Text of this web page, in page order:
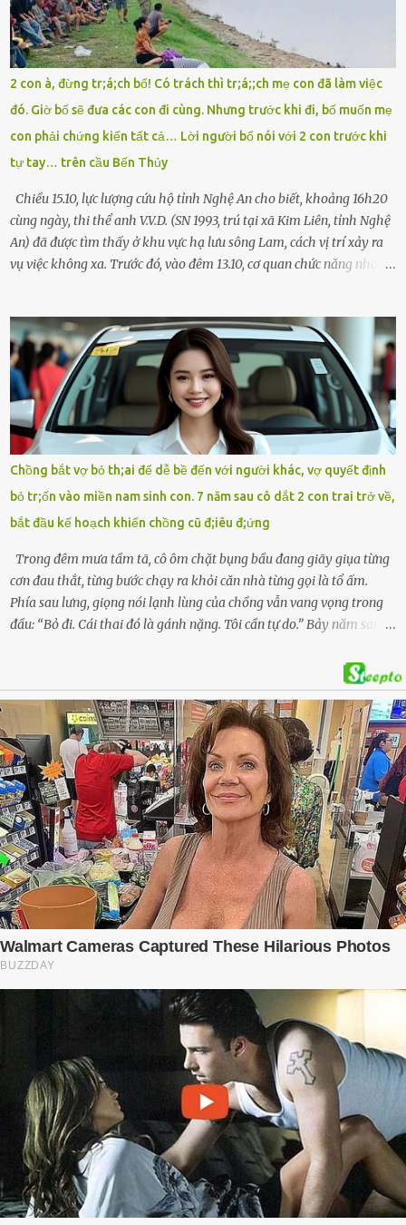
giúp cháu với, cháu không có điện thoại… Người thì lắc đầu. Người
thì tăng ga tránh xa như né một kẻ lừa đảo. Tôi gào lên giữa đường
như một kẻ mất trí. Vô ích. 6h10. Còn hơn 30 phút nữa. Trong đầu
tôi chỉ có một lựa chọn duy nhất: chạy. Tôi quăng xe vào vệ đường,
rút tờ giấy báo dự thi nhét túi áo, đeo ba lô và chạy . Chạy miết.
Chạy không ngừng. Qua ngã...
2 con à, đừng tr;á;ch bố! Có trách thì tr;á;;ch mẹ con đã làm việc
đó. Giờ bố sẽ đưa các con đi cùng. Nhưng trước khi đi, bố muốn mẹ
con phải chứng kiến tất cả… Lời người bố nói với 2 con trước khi
tự tay… trên cầu Bến Thủy
Chiều 15.10, lực lượng cứu hộ tỉnh Nghệ An cho biết, khoảng 16h20
cùng ngày, thi thể anh V.V.D. (SN 1993, trú tại xã Kim Liên, tỉnh Nghệ
An) đã được tìm thấy ở khu vực hạ lưu sông Lam, cách vị trí xảy ra
vụ việc không xa. Trước đó, vào đêm 13.10, cơ quan chức năng nhận
– rồi để lại xe máy trên cầu, ôm theo 2 con gái nhỏ nhảy xuống
sông. Người thân và hàng xóm ngóng chờ thông tin tìm kiếm 3 bố
con mất tích trên sông Lam sau vụ nhảy cầu. Ảnh: Hải Dương Tại
hiện trường, người dân phát hiện một chiếc xe máy mang biển kiểm
soát Nghệ An cùng hai chiếc cặp học sinh. Ngay trong đêm, lực
lượng chức năng phối hợp cùng các đội cứu hộ tình nguyện triển
khai tìm kiếm. Danh tính các nạn nhân được xác định là anh V.V.D.
và 2 con gái là cháu V.H.B. (SN 2020) và V.G.T. (SN 2021). Hai cháu là
con của anh D. và chị B.T.Y. (SN 1999). Lực lượng cứu hộ đã tiến hành
bàn giao t...
Chồng bắt vợ bỏ th;ai để dễ bề đến với người khác, vợ quyết định
bỏ tr;ốn vào miền nam sinh con. 7 năm sau cô dắt 2 con trai trở về,
bắt đầu kế hoạch khiến chồng cũ đ;iêu đ;ứng
Trong đêm mưa tầm tã, cô ôm chặt bụng bầu đang giãy giụa từng
cơn đau thắt, từng bước chạy ra khỏi căn nhà từng gọi là tổ ấm.
Phía sau lưng, giọng nói lạnh lùng của chồng vẫn vang vọng trong
đầu: “Bỏ đi. Cái thai đó là gánh nặng. Tôi cần tự do.” Bảy năm sau,
kế hoạch được chuẩn bị kỹ lưỡng để người đàn ông phản bội ấy
phải trả giá … Hà Nội, mùa thu năm 2018, cái lạnh len lỏi qua từng
khe cửa gỗ cũ kỹ. Trong một căn biệt thự sang trọng ở phố Tây Hồ,
Ngọc Anh ngồi lặng lẽ trên ghế sofa, tay đặt lên bụng – nơi hai sinh
linh bé bỏng đang lớn dần từng ngày. Cô chưa bao giờ nghĩ mình sẽ
phải sống trong sợ hãi khi mang thai, đặc biệt là sợ… chính chồng
mình. Trí – người chồng mà cô từng yêu đến mù quáng, đã không
còn là người đàn ông của ngày đầu. Thành đạt, quyền lực, nhưng
cũng dối trá và lạnh lùng. Gần đây, anh hay về muộn, thậm chí có
đêm không về. Và rồi, trong một bữa cơm tối vắng lặng, Trí ném
xuống bàn ly n...